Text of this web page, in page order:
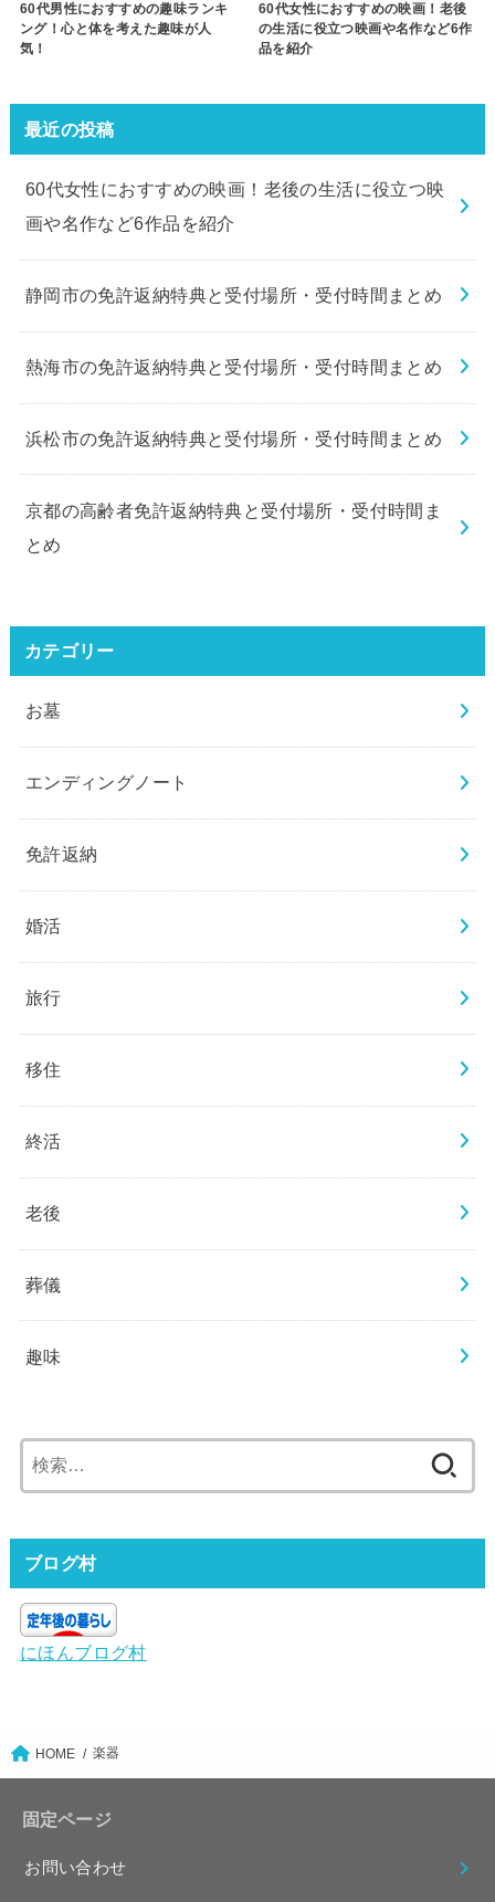
60代男性におすすめの趣味ランキ
ング！心と体を考えた趣味が人
気！
60代女性におすすめの映画！老後
の生活に役立つ映画や名作など6作
品を紹介
最近の投稿
60代女性におすすめの映画！老後の生活に役立つ映
画や名作など6作品を紹介
静岡市の免許返納特典と受付場所・受付時間まとめ
熱海市の免許返納特典と受付場所・受付時間まとめ
浜松市の免許返納特典と受付場所・受付時間まとめ
京都の高齢者免許返納特典と受付場所・受付時間ま
とめ
カテゴリー
お墓
エンディングノート
免許返納
婚活
旅行
移住
終活
老後
葬儀
趣味
索:
ブログ村
にほんブログ村
HOME 楽器
固定ページ
お問い合わせ